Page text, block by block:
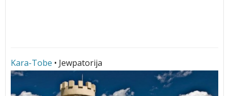
Kara-Tobe • Jewpatorija